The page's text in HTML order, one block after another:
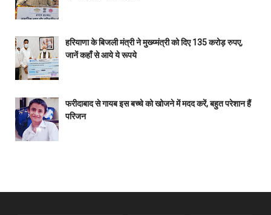
हरियाणा के बिजली मंत्री ने मुख्य्मंत्री को दिए 135 करोड़ रुपए,
जानें कहाँ से आये ये रूपये
फरीदाबाद से गायब इस बच्चे को खोजने में मदद करें, बहुत परेशान हैं
परिजन